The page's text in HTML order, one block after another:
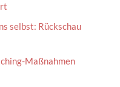
selbst: Rückschau
Maßnahmen